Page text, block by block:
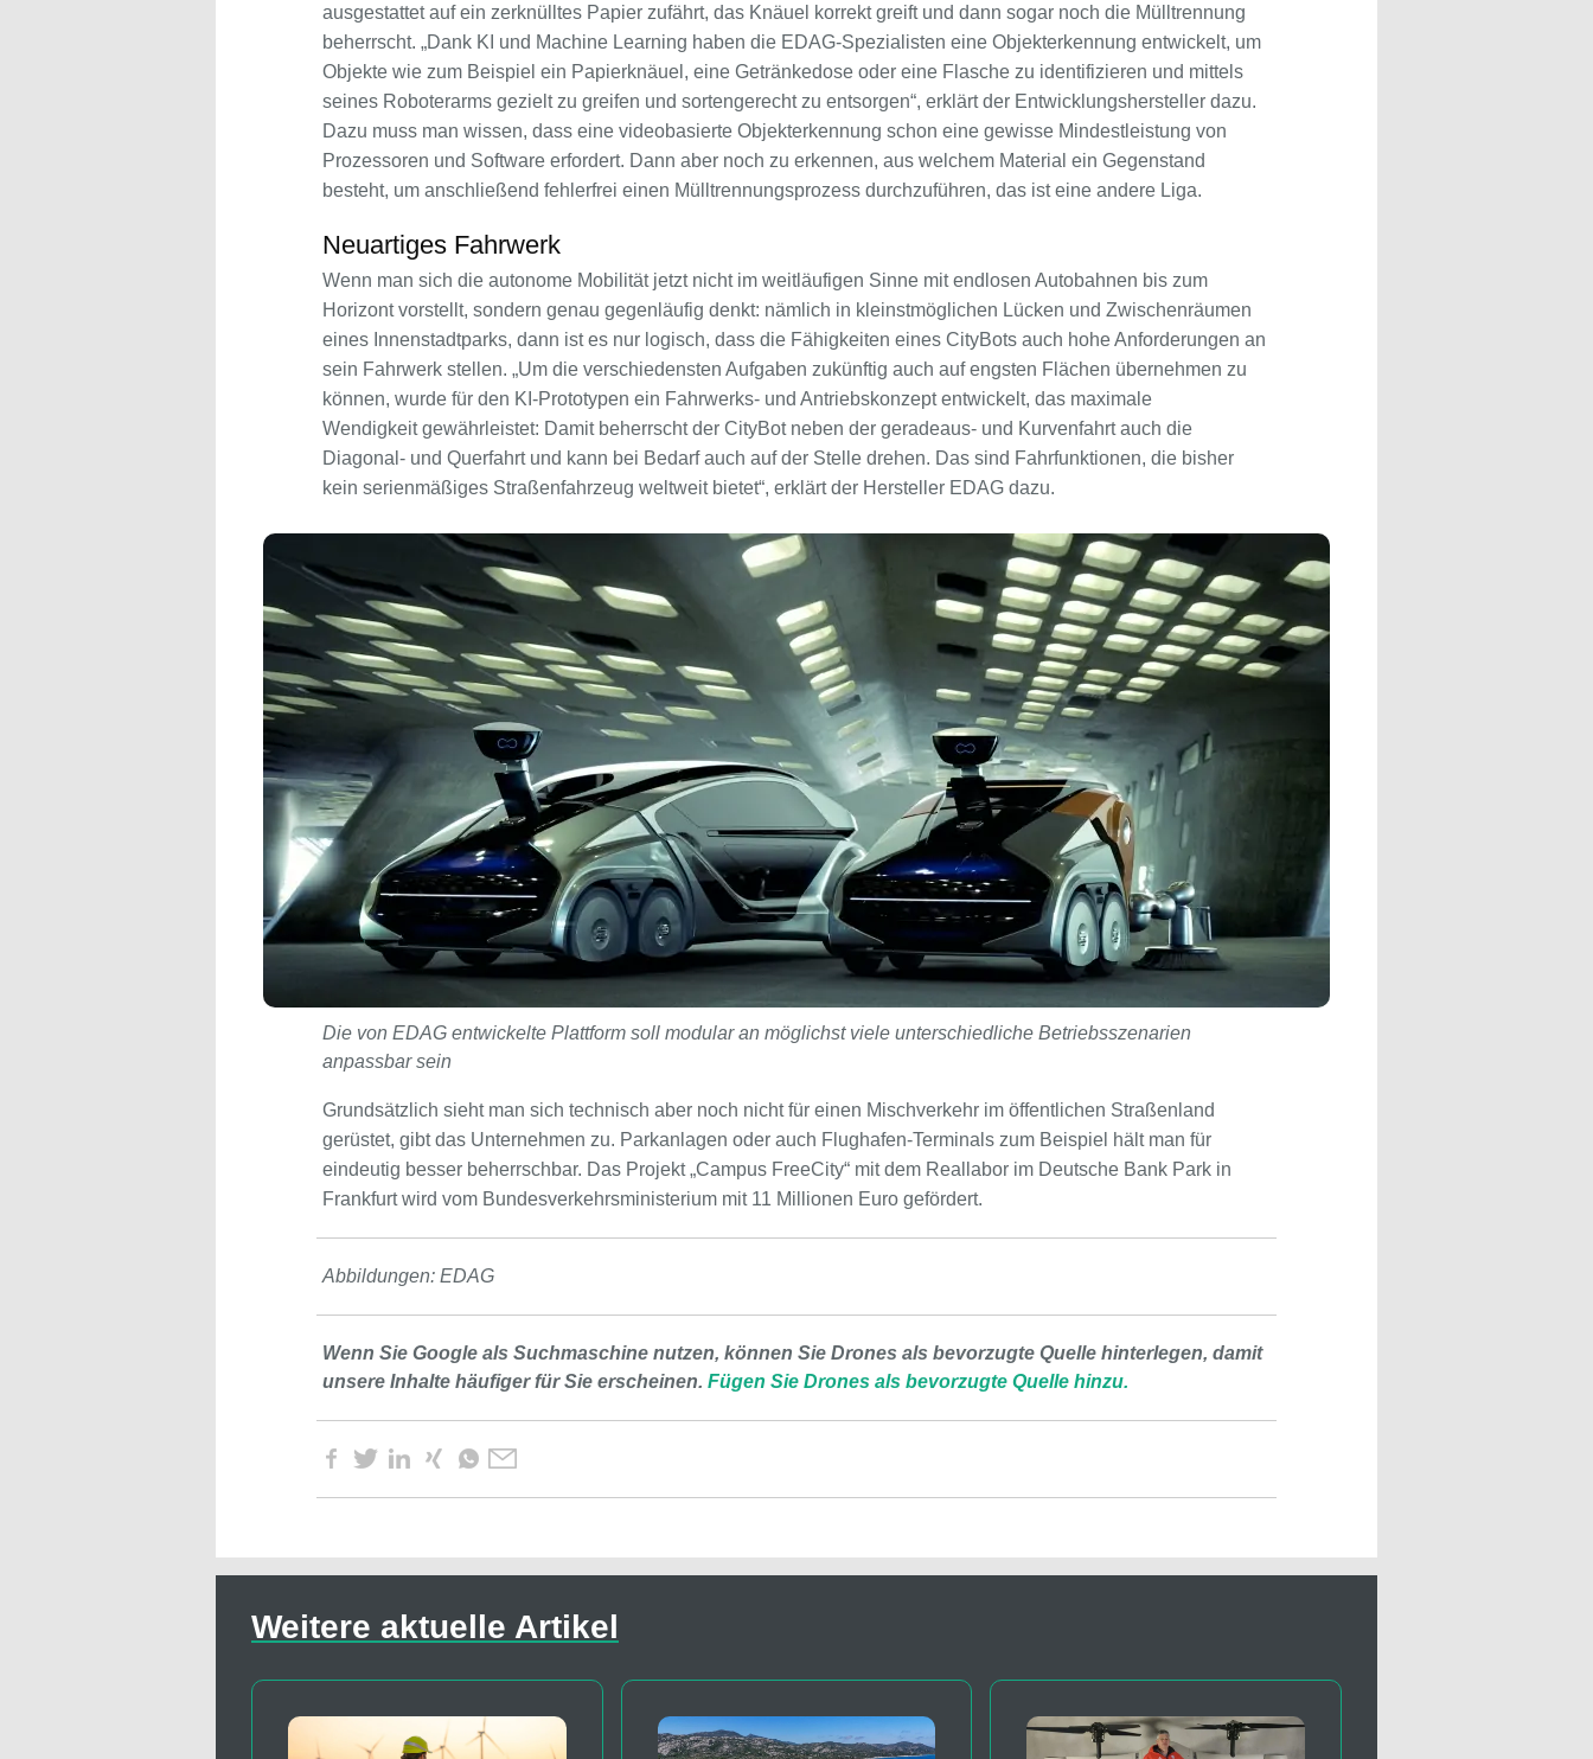
ausgestattet auf ein zerknülltes Papier zufährt, das Knäuel korrekt greift und dann sogar noch die Mülltrennung
beherrscht. „Dank KI und Machine Learning haben die EDAG-Spezialisten eine Objekterkennung entwickelt, um
Objekte wie zum Beispiel ein Papierknäuel, eine Getränkedose oder eine Flasche zu identifizieren und mittels
seines Roboterarms gezielt zu greifen und sortengerecht zu entsorgen“, erklärt der Entwicklungshersteller dazu.
Dazu muss man wissen, dass eine videobasierte Objekterkennung schon eine gewisse Mindestleistung von
Prozessoren und Software erfordert. Dann aber noch zu erkennen, aus welchem Material ein Gegenstand
besteht, um anschließend fehlerfrei einen Mülltrennungsprozess durchzuführen, das ist eine andere Liga.
Neuartiges Fahrwerk
Wenn man sich die autonome Mobilität jetzt nicht im weitläufigen Sinne mit endlosen Autobahnen bis zum
Horizont vorstellt, sondern genau gegenläufig denkt: nämlich in kleinstmöglichen Lücken und Zwischenräumen
eines Innenstadtparks, dann ist es nur logisch, dass die Fähigkeiten eines CityBots auch hohe Anforderungen an
sein Fahrwerk stellen. „Um die verschiedensten Aufgaben zukünftig auch auf engsten Flächen übernehmen zu
können, wurde für den KI-Prototypen ein Fahrwerks- und Antriebskonzept entwickelt, das maximale
Wendigkeit gewährleistet: Damit beherrscht der CityBot neben der geradeaus- und Kurvenfahrt auch die
Diagonal- und Querfahrt und kann bei Bedarf auch auf der Stelle drehen. Das sind Fahrfunktionen, die bisher
kein serienmäßiges Straßenfahrzeug weltweit bietet“, erklärt der Hersteller EDAG dazu.
Die von EDAG entwickelte Plattform soll modular an möglichst viele unterschiedliche Betriebsszenarien
anpassbar sein
Grundsätzlich sieht man sich technisch aber noch nicht für einen Mischverkehr im öffentlichen Straßenland
gerüstet, gibt das Unternehmen zu. Parkanlagen oder auch Flughafen-Terminals zum Beispiel hält man für
eindeutig besser beherrschbar. Das Projekt „Campus FreeCity“ mit dem Reallabor im Deutsche Bank Park in
Frankfurt wird vom Bundesverkehrsministerium mit 11 Millionen Euro gefördert.
Abbildungen: EDAG
Wenn Sie Google als Suchmaschine nutzen, können Sie Drones als bevorzugte Quelle hinterlegen, damit
unsere Inhalte häufiger für Sie erscheinen. Fügen Sie Drones als bevorzugte Quelle hinzu.
Weitere aktuelle Artikel